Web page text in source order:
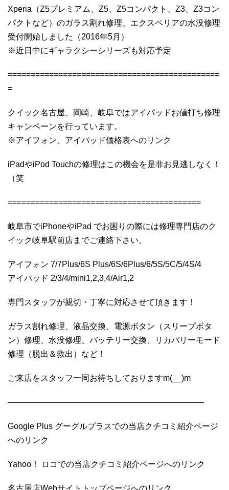
Xperia（Z5プレミアム、Z5、Z5コンパクト、Z3、Z3コン
パクトなど）のガラス割れ修理、エクスペリアの水没修理
受付開始しました（2016年5月）
※近日中にギャラクシーシリーズも対応予定
==============================================
=
クイック名古屋、岡崎、岐阜ではアイパッドお値打ち修理
キャンペーンを行っています。
※アイフォン、アイパッド価格表へのリンク
iPadやiPod Touchの修理はこの機会を是非お見逃しなく！
（笑
==========================================
岐阜市でiPhoneやiPad でお困りの際には修理専門店のク
イック岐阜駅前店までご連絡下さい。
アイフォン 7/7Plus/6S Plus/6S/6Plus/6/5S/5C/5/4S/4
アイパッド 2/3/4/mini1,2,3,4/Air1,2
専門スタッフが親切・丁寧に対応させて頂きます！
ガラス割れ修理、液晶交換、電源ボタン（スリープボタ
ン）修理、水没修理、バッテリー交換、リカバリーモード
修理（脱出＆救出）など！
ご来店をスタッフ一同お待ちしておりますm(__)m
————————————————————————
Google Plus グーグルプラスでの当店クチコミ紹介ページ
へのリンク
Yahoo！ ロコでの当店クチコミ紹介ページへのリンク
名古屋店Webサイトトップページへのリンク